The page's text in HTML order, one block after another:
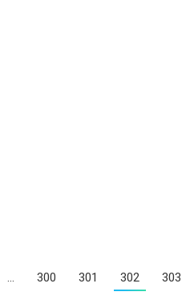
… 300 301 302 303